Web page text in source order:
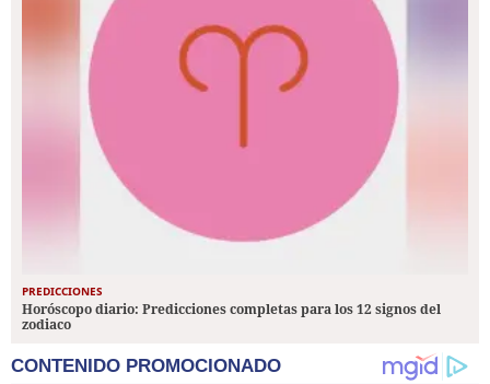
PREDICCIONES
Horóscopo diario: Predicciones completas para los 12 signos del
zodiaco
CONTENIDO PROMOCIONADO